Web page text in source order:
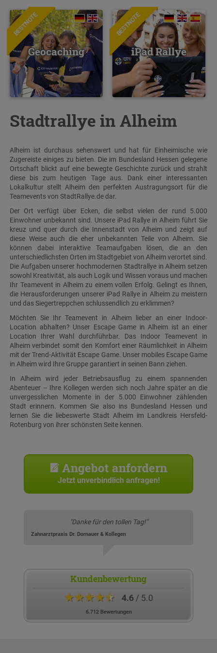
BESTNOTE
Geocaching
BESTNOTE
iPad Rallye
Stadtrallye in Alheim
Alheim ist durchaus sehenswert und hat für Einheimische wie
Zugereiste einiges zu bieten. Die im Bundesland Hessen gelegene
Ortschaft blickt auf eine bewegte Geschichte zurück und strahlt
diese bis zum heutigen Tage aus. Dank einer interessanten
Lokalkultur stellt Alheim den perfekten Austragungsort für die
Teamevents von StadtRallye.de dar.
Der Ort verfügt über Ecken, die selbst vielen der rund 5.000
Einwohner unbekannt sind. Unsere iPad Rallye in Alheim führt Sie
kreuz und quer durch die Innenstadt von Alheim und zeigt auf
diese Weise auch die eher unbekannten Teile von Alheim. Sie
können dabei interaktive Teamaufgaben lösen, die an den
unterschiedlichsten Orten im Stadtgebiet von Alheim verortet sind.
Die Aufgaben unserer hochmodernen Stadtrallye in Alheim setzen
sowohl Kreativität, als auch Logik und Wissen voraus und machen
Ihr Teamevent in Alheim zu einem vollen Erfolg. Gelingt es Ihnen,
die Herausforderungen unserer iPad Rallye in Alheim zu meistern
und das Siegertreppchen schlussendlich zu erklimmen?
Möchten Sie Ihr Teamevent in Alheim lieber an einer Indoor-
Location abhalten? Unser Escape Game in Alheim ist an einer
Location Ihrer Wahl durchführbar. Das Indoor Teamevent in
Alheim verbindet somit den Komfort einer Räumlichkeit in Alheim
mit der Trend-Aktivität Escape Game. Unser mobiles Escape Game
in Alheim wird Ihre Gruppe garantiert in seinen Bann ziehen.
In Alheim wird jeder Betriebsausflug zu einem spannenden
Abenteuer – Ihre Kollegen werden sich noch Jahre später an die
unvergesslichen Momente in der 5.000 Einwohner zählenden
Stadt erinnern. Kommen Sie also ins Bundesland Hessen und
lernen Sie die liebeswerte Stadt Alheim im Landkreis Hersfeld-
Rotenburg von ihrer schönsten Seite kennen.
Angebot anfordern
Jetzt unverbindlich anfragen!
"Danke für den tollen Tag!"
Zahnarztpraxis Dr. Dornauer & Kollegen
Kundenbewertung
★★★★★ 4.6/ 5.0
6.712 Bewertungen